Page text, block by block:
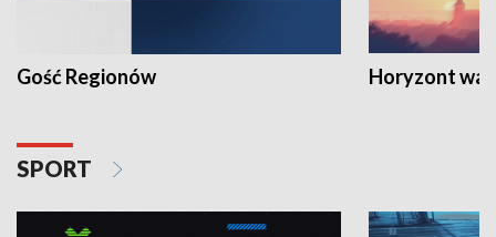
Gość Regionów Horyzont
SPORT